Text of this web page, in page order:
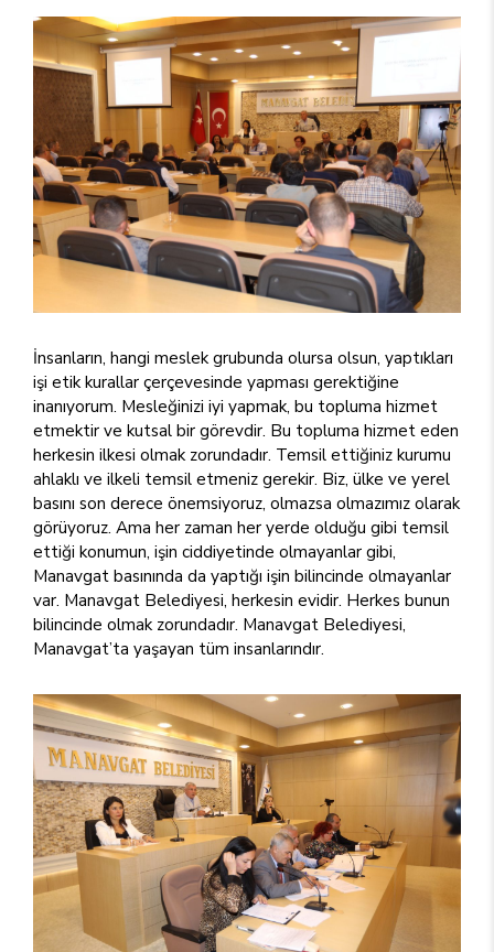
İnsanların, hangi meslek grubunda olursa olsun, yaptıkları
işi etik kurallar çerçevesinde yapması gerektiğine
inanıyorum. Mesleğinizi iyi yapmak, bu topluma hizmet
etmektir ve kutsal bir görevdir. Bu topluma hizmet eden
herkesin ilkesi olmak zorundadır. Temsil ettiğiniz kurumu
ahlaklı ve ilkeli temsil etmeniz gerekir. Biz, ülke ve yerel
basını son derece önemsiyoruz, olmazsa olmazımız olarak
görüyoruz. Ama her zaman her yerde olduğu gibi temsil
ettiği konumun, işin ciddiyetinde olmayanlar gibi,
Manavgat basınında da yaptığı işin bilincinde olmayanlar
var. Manavgat Belediyesi, herkesin evidir. Herkes bunun
bilincinde olmak zorundadır. Manavgat Belediyesi,
Manavgat’ta yaşayan tüm insanlarındır.